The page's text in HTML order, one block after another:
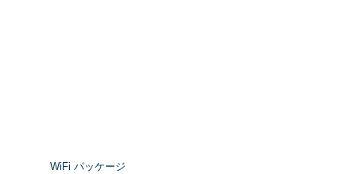
​WiFi パッケージ